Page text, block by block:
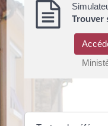
Trouver